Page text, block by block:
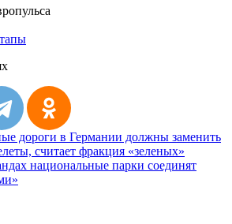
дороги в Германии должны заменить
считает фракция «зеленых»
национальные парки соединят